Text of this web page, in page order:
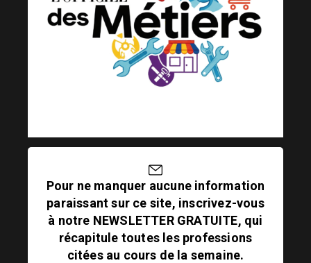
Pour ne manquer aucune information
paraissant sur ce site, inscrivez-vous
à notre NEWSLETTER GRATUITE, qui
récapitule toutes les professions
citées au cours de la semaine.